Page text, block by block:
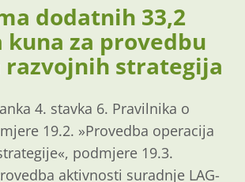
dodatnih 33,2
za provedbu
strategija
4. stavka 6. Pravilnika o
19.2. »Provedba operacija
podmjere 19.3.
aktivnosti suradnje LAG-